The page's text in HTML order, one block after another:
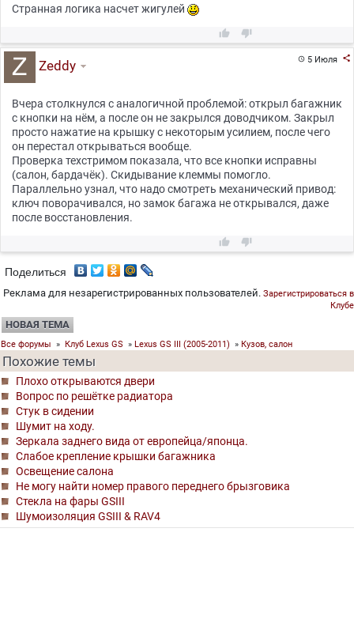
Странная логика насчет жигулей
 
5 Июля 
Zeddy
Вчера столкнулся с аналогичной проблемой: открыл багажник
с кнопки на нём, а после он не закрылся доводчиком. Закрыл
просто нажатие на крышку с некоторым усилием, после чего
он перестал открываться вообще.
Проверка техстримом показала, что все кнопки исправны
(салон, бардачёк). Скидывание клеммы помогло.
Параллельно узнал, что надо смотреть механический привод:
ключ поворачивался, но замок багажа не открывался, даже
после восстановления.
 
Поделиться
Реклама для незарегистрированных пользователей. Зарегистрироваться в
Клубе
НОВАЯ ТЕМА
Все форумы » Клуб Lexus GS » Lexus GS III (2005-2011) » Кузов, салон
Похожие темы
Плохо открываются двери
Вопрос по решётке радиатора
Стук в сидении
Шумит на ходу.
Зеркала заднего вида от европейца/японца.
Слабое крепление крышки багажника
Освещение салона
Не могу найти номер правого переднего брызговика
Стекла на фары GSIII
Шумоизоляция GSIII & RAV4